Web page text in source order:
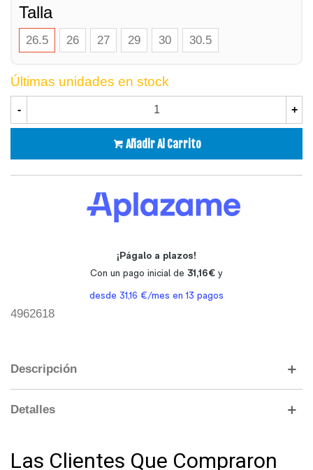
Talla
26.5 26 27 29 30 30.5
Últimas unidades en stock
- +
Añadir Al Carrito
4962618
Descripción
Detalles
Las Clientes Que Compraron